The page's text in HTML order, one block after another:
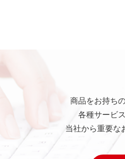
商品をお持ち
各種サービ
当社から重要な